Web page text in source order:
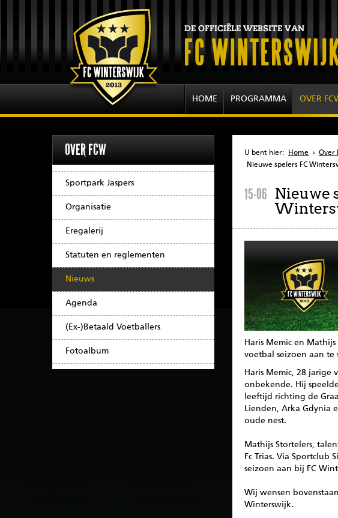
HOME PROGRAMMA OVER
OVER FCW
Sportpark Jaspers
Organisatie
Eregalerij
Statuten en reglementen
Nieuws
Agenda
(Ex-)Betaald Voetballers
Fotoalbum
U bent hier: Home › Over
Nieuwe spelers FC
15-06 Nieuwe
Haris Memic en
voetbal seizoen aan te
Haris Memic, 28 jarige
onbekende. Hij
leeftijd richting de
Lienden, Arka Gdynia
oude nest.
Mathijs Stortelers,
Fc Trias. Via Sportclub
seizoen aan bij FC
Wij wensen
Winterswijk.